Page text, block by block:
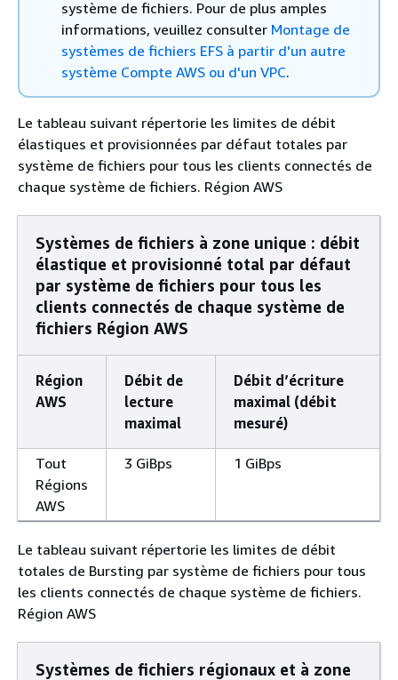
système de fichiers. Pour de plus amples
informations, veuillez consulter Montage de
systèmes de fichiers EFS à partir d'un autre
système Compte AWS ou d'un VPC.
Le tableau suivant répertorie les limites de débit
élastiques et provisionnées par défaut totales par
système de fichiers pour tous les clients connectés de
chaque système de fichiers. Région AWS
Systèmes de fichiers à zone unique : débit
élastique et provisionné total par défaut
par système de fichiers pour tous les
clients connectés de chaque système de
fichiers Région AWS
Région
AWS
Débit de
lecture
maximal
Débit d’écriture
maximal (débit
mesuré)
Tout
Régions
AWS
3 GiBps 1 GiBps
Le tableau suivant répertorie les limites de débit
totales de Bursting par système de fichiers pour tous
les clients connectés de chaque système de fichiers.
Région AWS
Systèmes de fichiers régionaux et à zone